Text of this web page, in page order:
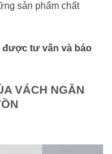
sản phẩm chất
được tư vấn và báo
VÁCH NGĂN